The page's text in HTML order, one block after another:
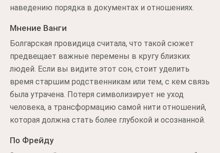
наведению порядка в документах и отношениях.
Мнение Ванги
Болгарская провидица считала, что такой сюжет
предвещает важные перемены в кругу близких
людей. Если вы видите этот сон, стоит уделить
время старшим родственникам или тем, с кем связь
была утрачена. Потеря символизирует не уход
человека, а трансформацию самой нити отношений,
которая должна стать более глубокой и осознанной.
По Фрейду